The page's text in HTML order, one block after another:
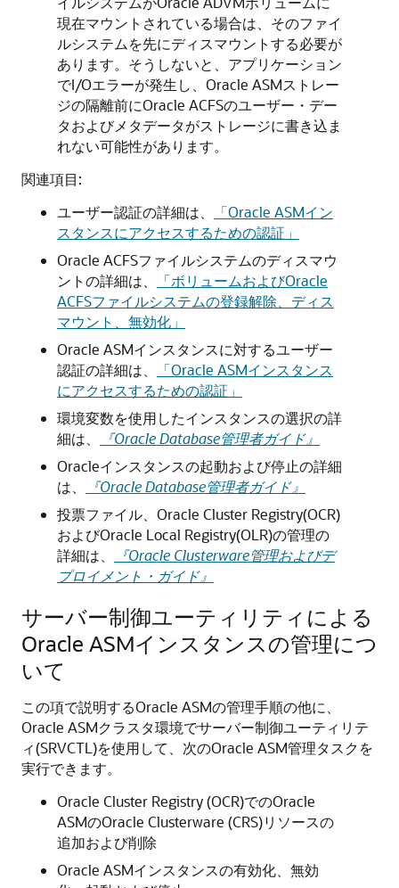
現在マウントされている場合は、そのファイ
ルシステムを先にディスマウントする必要が
あります。そうしないと、アプリケーション
でI/Oエラーが発生し、Oracle ASMストレー
ジの隔離前にOracle ACFSのユーザー・デー
タおよびメタデータがストレージに書き込ま
れない可能性があります。
関連項目:
ユーザー認証の詳細は、
「Oracle ASMイン
スタンスにアクセスするための認証」
Oracle ACFSファイルシステムのディスマウ
ントの詳細は、
「ボリュームおよびOracle
ACFSファイルシステムの登録解除、ディス
マウント、無効化」
Oracle ASMインスタンスに対するユーザー
認証の詳細は、
「Oracle ASMインスタンス
にアクセスするための認証」
環境変数を使用したインスタンスの選択の詳
細は、
『Oracle Database管理者ガイド』
Oracleインスタンスの起動および停止の詳細
は、
『Oracle Database管理者ガイド』
投票ファイル、Oracle Cluster Registry(OCR)
およびOracle Local Registry(OLR)の管理の
詳細は、
『Oracle Clusterware管理およびデ
プロイメント・ガイド』
サーバー制御ユーティリティによる
Oracle ASMインスタンスの管理につ
いて
この項で説明するOracle ASMの管理手順の他に、
Oracle ASMクラスタ環境でサーバー制御ユーティリテ
ィ(SRVCTL)を使用して、次のOracle ASM管理タスクを
実行できます。
Oracle Cluster Registry (OCR)でのOracle
ASMのOracle Clusterware (CRS)リソースの
追加および削除
Oracle ASMインスタンスの有効化、無効